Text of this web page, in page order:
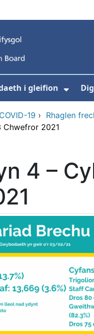
ar
i gleifion
19 › Rhaglen
Chwefror 2021
4 –